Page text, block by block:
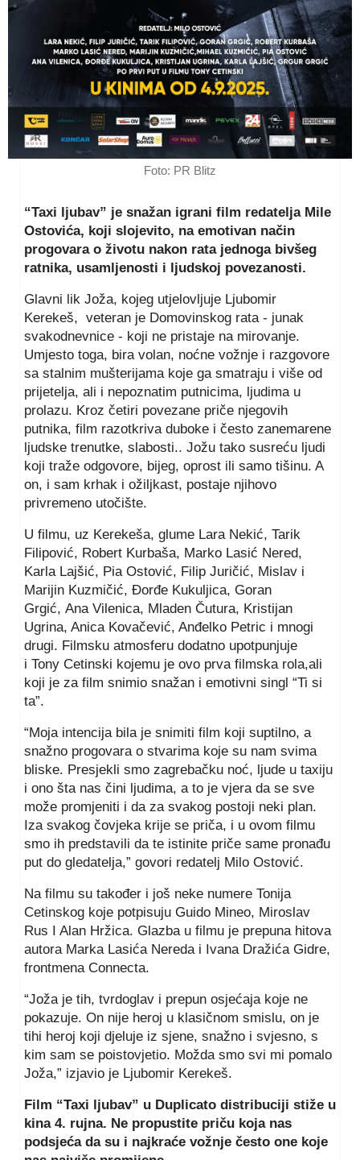
Foto: PR Blitz
“Taxi ljubav” je snažan igrani film redatelja Mile
Ostovića, koji slojevito, na emotivan način
progovara o životu nakon rata jednoga bivšeg
ratnika, usamljenosti i ljudskoj povezanosti.
Glavni lik Joža, kojeg utjelovljuje Ljubomir
Kerekeš, veteran je Domovinskog rata - junak
svakodnevnice - koji ne pristaje na mirovanje.
Umjesto toga, bira volan, noćne vožnje i razgovore
sa stalnim mušterijama koje ga smatraju i više od
prijetelja, ali i nepoznatim putnicima, ljudima u
prolazu. Kroz četiri povezane priče njegovih
putnika, film razotkriva duboke i često zanemarene
ljudske trenutke, slabosti.. Jožu tako susreću ljudi
koji traže odgovore, bijeg, oprost ili samo tišinu. A
on, i sam krhak i ožiljkast, postaje njihovo
privremeno utočište.
U filmu, uz Kerekeša, glume Lara Nekić, Tarik
Filipović, Robert Kurbaša, Marko Lasić Nered,
Karla Lajšić, Pia Ostović, Filip Juričić, Mislav i
Marijin Kuzmičić, Đorđe Kukuljica, Goran
Grgić, Ana Vilenica, Mladen Čutura, Kristijan
Ugrina, Anica Kovačević, Anđelko Petric i mnogi
drugi. Filmsku atmosferu dodatno upotpunjuje
i Tony Cetinski kojemu je ovo prva filmska rola,ali
koji je za film snimio snažan i emotivni singl “Ti si
ta”.
“Moja intencija bila je snimiti film koji suptilno, a
snažno progovara o stvarima koje su nam svima
bliske. Presjekli smo zagrebačku noć, ljude u taxiju
i ono šta nas čini ljudima, a to je vjera da se sve
može promjeniti i da za svakog postoji neki plan.
Iza svakog čovjeka krije se priča, i u ovom filmu
smo ih predstavili da te istinite priče same pronađu
put do gledatelja,” govori redatelj Milo Ostović.
Na filmu su također i još neke numere Tonija
Cetinskog koje potpisuju Guido Mineo, Miroslav
Rus I Alan Hržica. Glazba u filmu je prepuna hitova
autora Marka Lasića Nereda i Ivana Dražića Gidre,
frontmena Connecta.
“Joža je tih, tvrdoglav i prepun osjećaja koje ne
pokazuje. On nije heroj u klasičnom smislu, on je
tihi heroj koji djeluje iz sjene, snažno i svjesno, s
kim sam se poistovjetio. Možda smo svi mi pomalo
Joža,” izjavio je Ljubomir Kerekeš.
Film “Taxi ljubav” u Duplicato distribuciji stiže u
kina 4. rujna. Ne propustite priču koja nas
podsjeća da su i najkraće vožnje često one koje